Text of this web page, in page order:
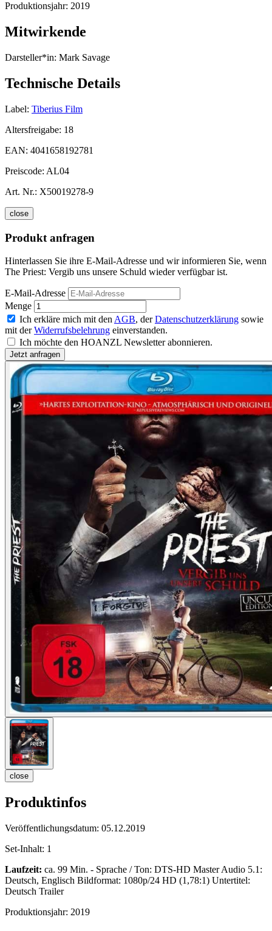
Produktionsjahr: 2019
Mitwirkende
Darsteller*in: Mark Savage
Technische Details
Label: Tiberius Film
Altersfreigabe: 18
EAN: 4041658192781
Preiscode: AL04
Art. Nr.: X50019278-9
close
Produkt anfragen
Hinterlassen Sie ihre E-Mail-Adresse und wir informieren Sie, wenn
The Priest: Vergib uns unsere Schuld wieder verfügbar ist.
E-Mail-Adresse
Menge
Ich erkläre mich mit den AGB, derDatenschutzerklärung sowie
mit derWiderrufsbelehrung einverstanden.
Ich möchte den HOANZL Newsletter abonnieren.
close
Produktinfos
Veröffentlichungsdatum: 05.12.2019
Set-Inhalt: 1
Laufzeit: ca. 99 Min. - Sprache / Ton: DTS-HD Master Audio 5.1:
Deutsch, Englisch Bildformat: 1080p/24 HD (1,78:1) Untertitel:
Deutsch Trailer
Produktionsjahr: 2019